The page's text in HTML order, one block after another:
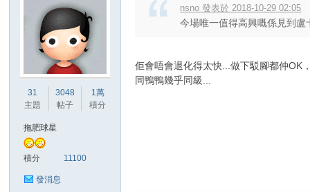
31
主題
3048
帖子
1萬
積分
拖肥球星
積分 11100
發消息
nsno 發表於 2018-10-29 02:05
今場唯一值得高興嘅係見到
佢會唔會退化得太快...做下駁腳都仲OK
同鴨鴨幾乎同級...